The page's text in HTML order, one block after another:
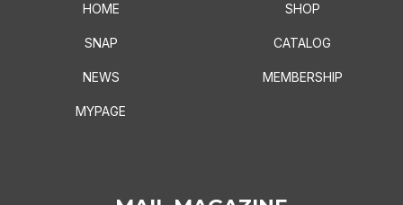
HOME SHOP
SNAP CATALOG
NEWS MEMBERSHIP
MYPAGE